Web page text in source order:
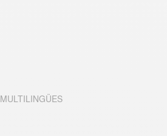
MULTILINGÜES